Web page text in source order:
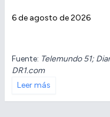
6 de agosto de 2026
Fuente: Telemundo 51;
DR1.com
Leer más